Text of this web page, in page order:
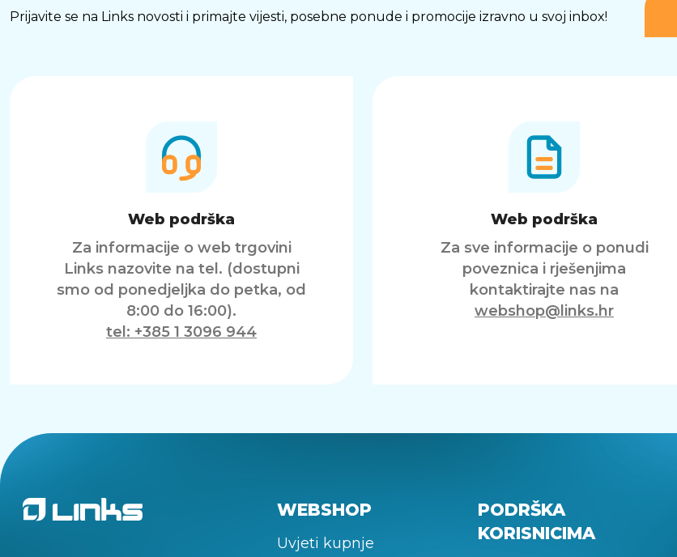
Prijavite se na Links novosti i primajte vijesti, posebne ponude i promocije izravno u svoj inbox!
Web podrška
Za informacije o web trgovini
Links nazovite na tel. (dostupni
smo od ponedjeljka do petka, od
8:00 do 16:00).
tel: +385 1 3096 944
Web podrška
Za sve informacije o ponudi
poveznica i rješenjima
kontaktirajte nas na
webshop@links.hr
WEBSHOP
Uvjeti kupnje
PODRŠKA
KORISNICIMA